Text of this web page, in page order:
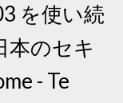
を使い続
本のセキ
- Te